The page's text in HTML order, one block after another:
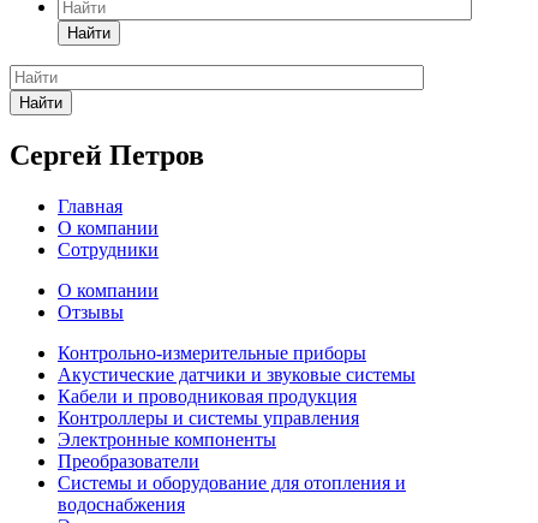
Найти
Найти
Сергей Петров
Главная
О компании
Сотрудники
О компании
Отзывы
Контрольно-измерительные приборы
Акустические датчики и звуковые системы
Кабели и проводниковая продукция
Контроллеры и системы управления
Электронные компоненты
Преобразователи
Системы и оборудование для отопления и
водоснабжения